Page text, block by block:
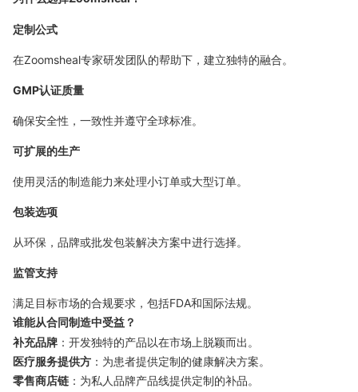
定制公式
在Zoomsheal专家研发团队的帮助下，建立独特的融合。
GMP认证质量
确保安全性，一致性并遵守全球标准。
可扩展的生产
使用灵活的制造能力来处理小订单或大型订单。
包装选项
从环保，品牌或批发包装解决方案中进行选择。
监管支持
满足目标市场的合规要求，包括FDA和国际法规。
谁能从合同制造中受益？
补充品牌 ：开发独特的产品以在市场上脱颖而出。
医疗服务提供方 ：为患者提供定制的健康解决方案。
零售商店链 ：为私人品牌产品线提供定制的补品。